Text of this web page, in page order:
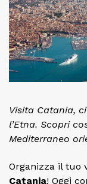
Visita Catania,
l’Etna. Scopri
Mediterraneo
Organizza il tuo
Catania! Oggi